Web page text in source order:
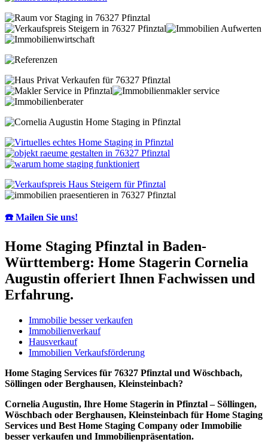
☎️ Mailen Sie uns!
Home Staging Pfinztal in Baden-
Württemberg: Home Stagerin Cornelia
Augustin offeriert Ihnen Fachwissen und
Erfahrung.
Immobilie besser verkaufen
Immobilienverkauf
Hausverkauf
Immobilien Verkaufsförderung
Home Staging Services für 76327 Pfinztal und Wöschbach,
Söllingen oder Berghausen, Kleinsteinbach?
Cornelia Augustin, Ihre Home Stagerin in Pfinztal – Söllingen,
Wöschbach oder Berghausen, Kleinsteinbach für Home Staging
Services und Best Home Staging Company oder Immobilie
besser verkaufen und Immobilienpräsentation.